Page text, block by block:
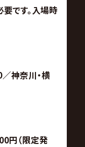
です。入場時
奈川・横
円（限定発